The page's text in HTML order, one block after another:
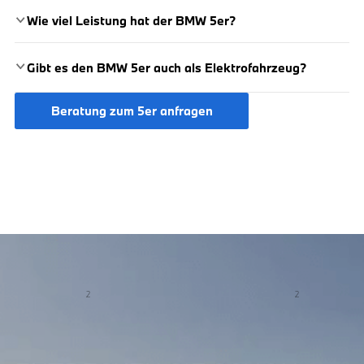
Wie viel Leistung hat der BMW 5er?
Gibt es den BMW 5er auch als Elektrofahrzeug?
Beratung zum 5er anfragen
km (WLTP); CO2 -Emissionen kombiniert: 0 g/km (WLTP); CO2